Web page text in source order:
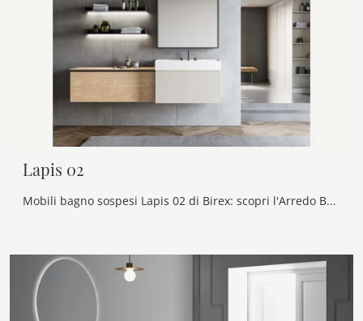
Lapis 02
Mobili bagno sospesi Lapis 02 di Birex: scopri l'Arredo Bagno in laccato opaco moderno e arreda la stanza del benessere.